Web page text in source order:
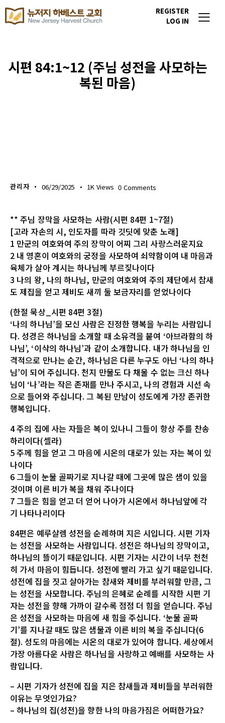
REGISTER
LOG IN
시편 84:1~12 (주님 성전을 사모하는
복된 마음)
관리자 06/29/2025 1K Views 0 Comments
** 주님 장막을 사모하는 사람(시편 84편 1~7절)
[고라 자손의 시, 인도자를 따라 깃딧에 맞춘 노래]
1 만군의 여호와여 주의 장막이 어찌 그리 사랑스러운지요
2 내 영혼이 여호와의 궁정을 사모하여 쇠약함이여 내 마음과
육체가 살아 계시는 하나님께 부르짖나이다
3 나의 왕, 나의 하나님, 만군의 여호와여 주의 제단에서 참새
도 제집을 얻고 제비도 새끼 둘 보금자리를 얻었나이다
(한절 묵상_시편 84편 3절)
‘나의 하나님’을 모신 사람은 진정한 행복을 누리는 사람입니
다. 성경은 하나님을 소개할 때 소유격을 붙여 ‘아브라함의 하
나님’, ‘이삭의 하나님’과 같이 소개합니다. 내가 하나님을 인
격적으로 만나는 순간, 하나님은 다른 누구도 아닌 ‘나의 하나
님’이 되어 주십니다. 천지 만물도 다 채울 수 없는 크신 하나
님이 ‘나’라는 작은 존재를 만나 주시고, 나의 경험과 시선 속
으로 들어와 주십니다. 그 복된 만남이 성도에게 가장 존귀한
행복입니다.
4 주의 집에 사는 자들은 복이 있나니 그들이 항상 주를 찬송
하리이다(셀라)
5 주께 힘을 얻고 그 마음에 시온의 대로가 있는 자는 복이 있
나이다
6 그들이 눈물 골짜기로 지나갈 때에 그곳에 많은 샘이 있을
것이며 이른 비가 복을 채워 주나이다
7 그들은 힘을 얻고 더 얻어 나아가 시온에서 하나님앞에 각
기 나타나리이다
84편은 예루살렘 성전을 순례하며 지은 시입니다. 시편 기자
는 성전을 사모하는 사람입니다. 성전은 하나님의 장막이고,
하나님의 뜰이기 때문입니다. 시편 기자는 시간이 너무 천천
히 가서 마음이 힘듭니다. 성전에 빨리 가고 싶기 때문입니다.
성전에 집을 짓고 살아가는 참새와 제비를 부러워할 만큼, 그
는 성전을 사모합니다. 주님의 은혜로 순례를 시작한 시편 기
자는 성전을 향해 가까이 갈수록 점점 더 힘을 얻습니다. 주님
은 성전을 사모하는 마음에 새 힘을 주십니다. ‘눈물 골짜
기’를 지나갈 때도 많은 샘물과 이른 비의 복을 주십니다(6
절). 성도의 마음에는 시온의 대로가 있어야 합니다. 세상에서
가장 아름다운 사람은 하나님을 사랑하고 예배를 사모하는 사
람입니다.
– 시편 기자가 성전에 집을 지은 참새들과 제비들을 부러워한
이유는 무엇인가요?
– 하나님의 집(성전)을 향한 나의 마음가짐은 어떠한가요?